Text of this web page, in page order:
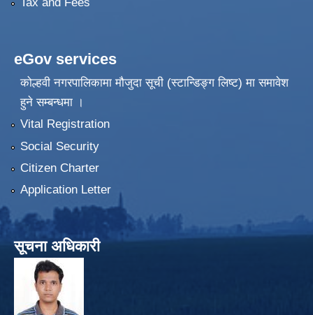
Tax and Fees
eGov services
कोल्हवी नगरपालिकामा मौजुदा सूची (स्टान्डिङ्ग लिष्ट) मा समावेश
हुने सम्बन्धमा ।
Vital Registration
Social Security
Citizen Charter
Application Letter
सूचना अधिकारी